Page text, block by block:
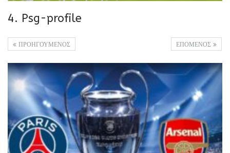
4. Psg-profile
ΕΠΟΜΕΝΟΣ
ΠΡΟΗΓΟΥΜΕΝΟΣ